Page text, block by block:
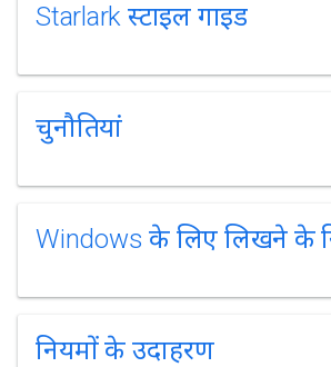
Starlark स्टाइल गाइड
चुनौतियां
Windows के लिए लिखने के
नियमों के उदाहरण